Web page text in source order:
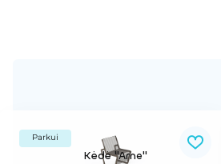
Parkui
Kėdė "Arne"